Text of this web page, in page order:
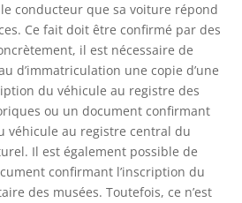
conducteur que sa voiture répond
Ce fait doit être confirmé par des
il est nécessaire de
d’immatriculation une copie d’une
du véhicule au registre des
ou un document confirmant
véhicule au registre central du
Il est également possible de
confirmant l’inscription du
des musées. Toutefois, ce n’est